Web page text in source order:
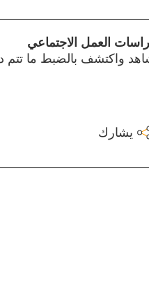
العمل الاجتماعي
واكتشف بالضبط ما تتم
يشارك